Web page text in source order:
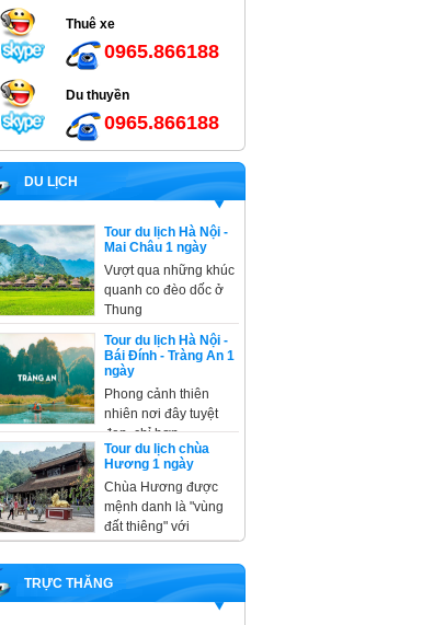
Thuê xe
0965.866188
Du thuyền
0965.866188
DU LỊCH
Tour du lịch Hà Nội -
Mai Châu 1 ngày
Vượt qua những khúc
quanh co đèo dốc ở
Thung
Tour du lịch Hà Nội -
Bái Đính - Tràng An 1
ngày
Phong cảnh thiên
nhiên nơi đây tuyệt
đẹp, chỉ hơn
Tour du lịch chùa
Hương 1 ngày
Chùa Hương được
mệnh danh là "vùng
đất thiêng" với
TRỰC THĂNG